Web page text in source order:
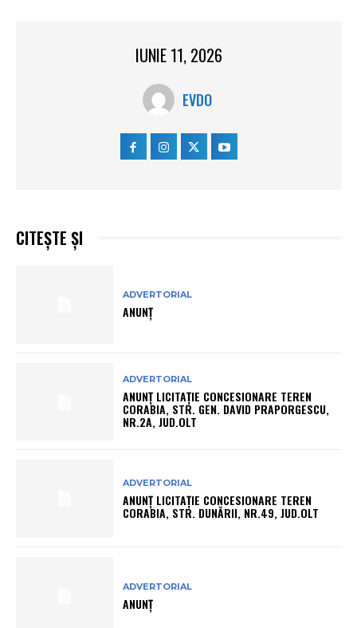
IUNIE 11, 2026
EVDO
CITEȘTE ȘI
ADVERTORIAL
ANUNȚ
ADVERTORIAL
ANUNȚ LICITAȚIE CONCESIONARE TEREN
CORABIA, STR. GEN. DAVID PRAPORGESCU,
NR.2A, JUD.OLT
ADVERTORIAL
ANUNȚ LICITAȚIE CONCESIONARE TEREN
CORABIA, STR. DUNĂRII, NR.49, JUD.OLT
ADVERTORIAL
ANUNȚ